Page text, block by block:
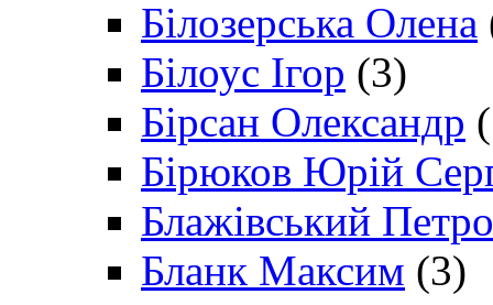
Білозерська Олена
Білоус Ігор (3)
Бірсан Олександр
Бірюков Юрій
Блажівський Петро
Бланк Максим (3)